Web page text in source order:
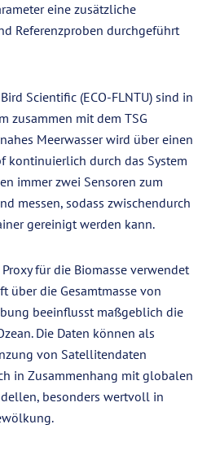
eine zusätzliche
Referenzproben durchgeführt
Scientific (ECO-FLNTU) sind in
zusammen mit dem TSG
Meerwasser wird über einen
kontinuierlich durch das System
immer zwei Sensoren zum
messen, sodass zwischendurch
gereinigt werden kann.
für die Biomasse verwendet
über die Gesamtmasse von
beeinflusst maßgeblich die
Die Daten können als
von Satellitendaten
in Zusammenhang mit globalen
besonders wertvoll in